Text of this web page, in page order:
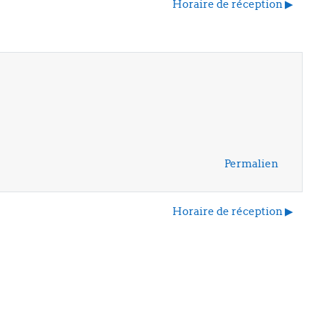
Horaire de réception ▶︎
Permalien
Horaire de réception ▶︎